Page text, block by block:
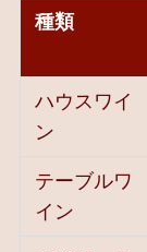
種類
ハウスワイ
ン
テーブルワ
イン